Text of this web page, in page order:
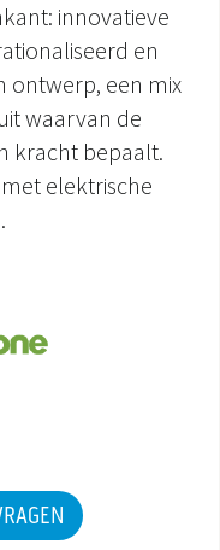
innovatieve
en
ontwerp, een mix
waarvan de
kracht bepaalt.
elektrische